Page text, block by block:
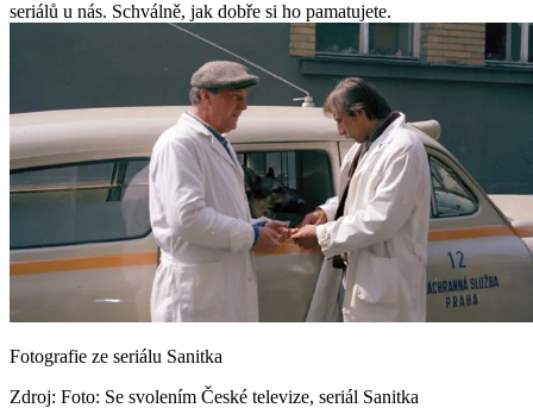
seriálů u nás. Schválně, jak dobře si ho pamatujete.
Fotografie ze seriálu Sanitka
Zdroj: Foto: Se svolením České televize, seriál Sanitka